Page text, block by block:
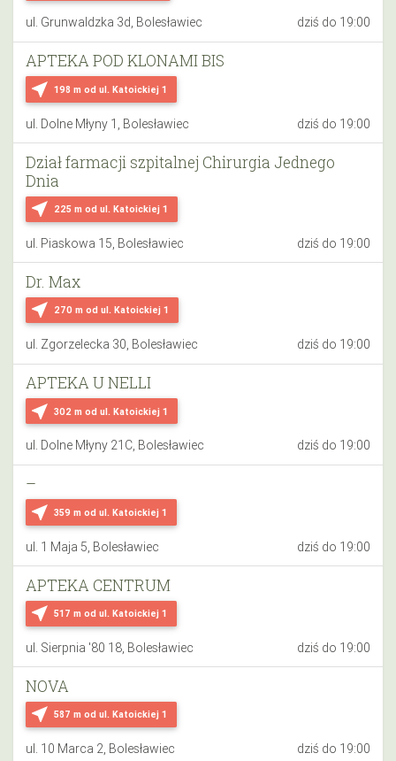
ul. Grunwaldzka 3d, Bolesławiec dziś do 19:00
near_me 198 m od ul. Katoickiej 1
APTEKA POD KLONAMI BIS
ul. Dolne Młyny 1, Bolesławiec dziś do 19:00
near_me 225 m od ul. Katoickiej 1
Dział farmacji szpitalnej Chirurgia Jednego
Dnia
ul. Piaskowa 15, Bolesławiec dziś do 19:00
near_me 270 m od ul. Katoickiej 1
Dr. Max
ul. Zgorzelecka 30, Bolesławiec dziś do 19:00
near_me 302 m od ul. Katoickiej 1
APTEKA U NELLI
ul. Dolne Młyny 21C, Bolesławiec dziś do 19:00
near_me 359 m od ul. Katoickiej 1
–
ul. 1 Maja 5, Bolesławiec dziś do 19:00
near_me 517 m od ul. Katoickiej 1
APTEKA CENTRUM
ul. Sierpnia '80 18, Bolesławiec dziś do 19:00
near_me 587 m od ul. Katoickiej 1
NOVA
ul. 10 Marca 2, Bolesławiec dziś do 19:00